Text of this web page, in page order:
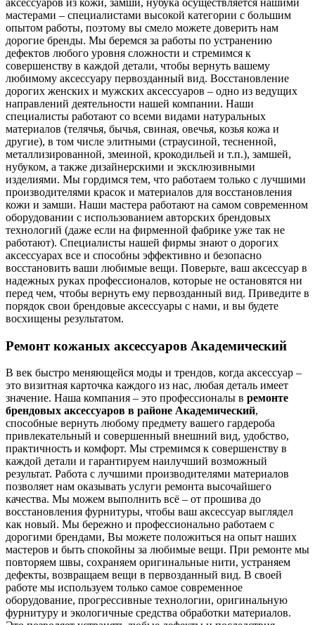
аксессуаров из кожи, замши, нубука осуществляется нашими
мастерами – специалистами высокой категории с большим
опытом работы, поэтому вы смело можете доверить нам
дорогие бренды. Мы беремся за работы по устранению
дефектов любого уровня сложности и стремимся к
совершенству в каждой детали, чтобы вернуть вашему
любимому аксессуару первозданный вид. Восстановление
дорогих женских и мужских аксессуаров – одно из ведущих
направлений деятельности нашей компании. Наши
специалисты работают со всеми видами натуральных
материалов (телячья, бычья, свиная, овечья, козья кожа и
другие), в том числе элитными (страусиной, тесненной,
металлизированной, змеиной, крокодильей и т.п.), замшей,
нубуком, а также дизайнерскими и эксклюзивными
изделиями. Мы гордимся тем, что работаем только с лучшими
производителями красок и материалов для восстановления
кожи и замши. Наши мастера работают на самом современном
оборудовании с использованием авторских брендовых
технологий (даже если на фирменной фабрике уже так не
работают). Специалисты нашей фирмы знают о дорогих
аксессуарах все и способны эффективно и безопасно
восстановить ваши любимые вещи. Поверьте, ваш аксессуар в
надежных руках профессионалов, которые не остановятся ни
перед чем, чтобы вернуть ему первозданный вид. Приведите в
порядок свои брендовые аксессуары с нами, и вы будете
восхищены результатом.
Ремонт кожаных аксессуаров Академический
В век быстро меняющейся моды и трендов, когда аксессуар –
это визитная карточка каждого из нас, любая деталь имеет
значение. Наша компания – это профессионалы в ремонте
брендовых аксессуаров в районе Академический,
способные вернуть любому предмету вашего гардероба
привлекательный и совершенный внешний вид, удобство,
практичность и комфорт. Мы стремимся к совершенству в
каждой детали и гарантируем наилучший возможный
результат. Работа с лучшими производителями материалов
позволяет нам оказывать услуги ремонта высочайшего
качества. Мы можем выполнить всё – от прошива до
восстановления фурнитуры, чтобы ваш аксессуар выглядел
как новый. Мы бережно и профессионально работаем с
дорогими брендами, Вы можете положиться на опыт наших
мастеров и быть спокойны за любимые вещи. При ремонте мы
повторяем швы, сохраняем оригинальные нити, устраняем
дефекты, возвращаем вещи в первозданный вид. В своей
работе мы используем только самое современное
оборудование, прогрессивные технологии, оригинальную
фурнитуру и экологичные средства обработки материалов.